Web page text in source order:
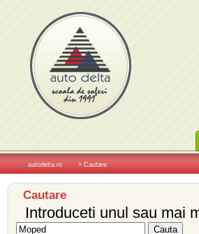
autodelta.ro > Cautare
Cautare
Introduceti unul sau mai